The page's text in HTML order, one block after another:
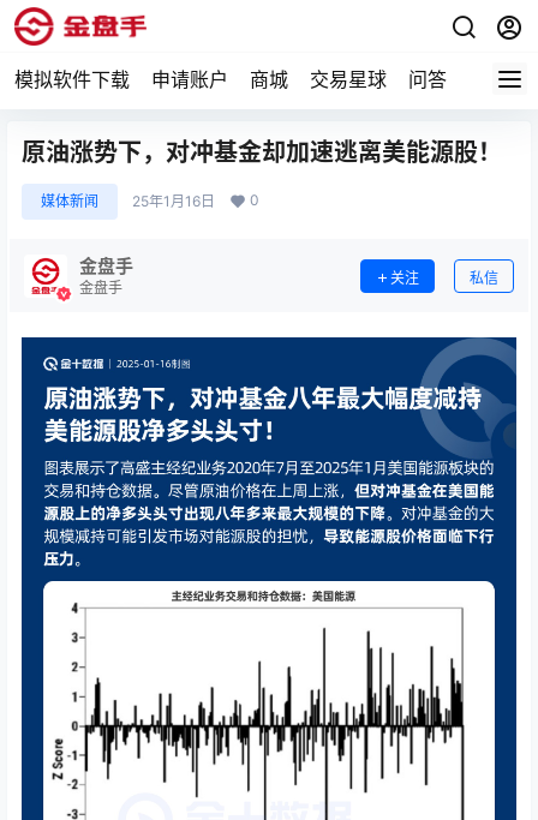
模拟软件下载 申请账户 商城 交易星球 问答 专题
原油涨势下，对冲基金却加速逃离美能源股！
媒体新闻 25年1月16日 0
金盘手
金盘手
关注 私信